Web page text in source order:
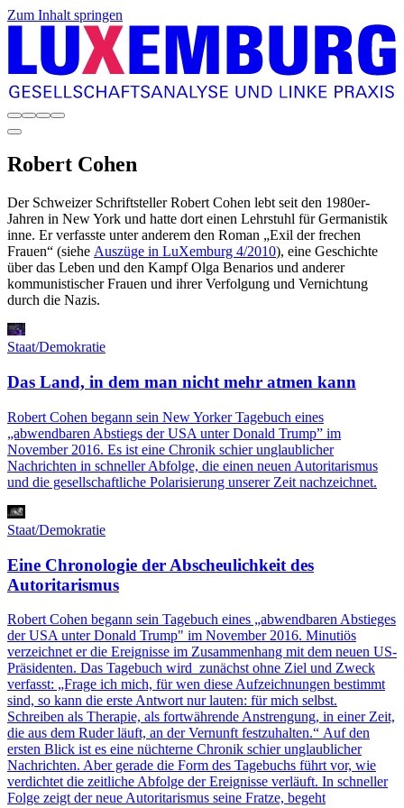
Zum Inhalt springen
Robert Cohen
Der Schweizer Schriftsteller Robert Cohen lebt seit den 1980er-
Jahren in New York und hatte dort einen Lehrstuhl für Germanistik
inne. Er verfasste unter anderem den Roman „Exil der frechen
Frauen“ (siehe Auszüge in LuXemburg 4/2010), eine Geschichte
über das Leben und den Kampf Olga Benarios und anderer
kommunistischer Frauen und ihrer Verfolgung und Vernichtung
durch die Nazis.
Staat/Demokratie
Das Land, in dem man nicht mehr atmen kann
Robert Cohen begann sein New Yorker Tagebuch eines
„abwendbaren Abstiegs der USA unter Donald Trump” im
November 2016. Es ist eine Chronik schier unglaublicher
Nachrichten in schneller Abfolge, die einen neuen Autoritarismus
und die gesellschaftliche Polarisierung unserer Zeit nachzeichnet.
Staat/Demokratie
Eine Chronologie der Abscheulichkeit des
Autoritarismus
Robert Cohen begann sein Tagebuch eines „abwendbaren Abstieges
der USA unter Donald Trump" im November 2016. Minutiös
verzeichnet er die Ereignisse im Zusammenhang mit dem neuen US-
Präsidenten. Das Tagebuch wird zunächst ohne Ziel und Zweck
verfasst: „Frage ich mich, für wen diese Aufzeichnungen bestimmt
sind, so kann die erste Antwort nur lauten: für mich selbst.
Schreiben als Therapie, als fortwährende Anstrengung, in einer Zeit,
die aus dem Ruder läuft, an der Vernunft festzuhalten.“ Auf den
ersten Blick ist es eine nüchterne Chronik schier unglaublicher
Nachrichten. Aber gerade die Form des Tagebuchs führt vor, wie
verdichtet die zeitliche Abfolge der Ereignisse verläuft. In schneller
Folge zeigt der neue Autoritarismus seine Fratze, begeht